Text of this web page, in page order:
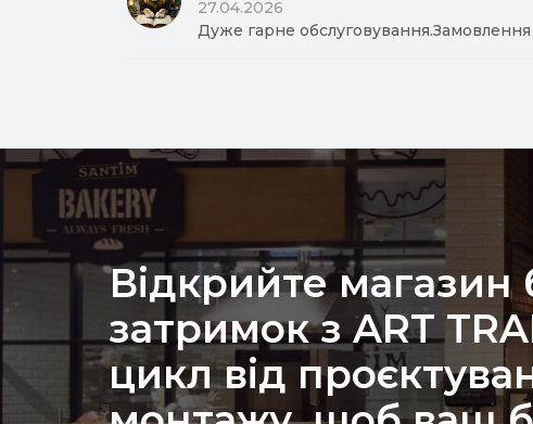
27.04.2026
Дуже гарне
Відкрийте магазин
затримок з ART
цикл від